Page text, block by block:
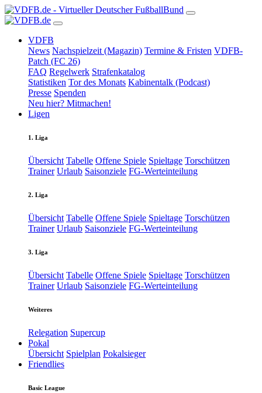
VDFB
News Nachspielzeit (Magazin) Termine & Fristen VDFB-
Patch (FC 26)
FAQ Regelwerk Strafenkatalog
Statistiken Tor des Monats Kabinentalk (Podcast)
Presse Spenden
Neu hier? Mitmachen!
Ligen
1. Liga
Übersicht Tabelle Offene Spiele Spieltage Torschützen
Trainer Urlaub Saisonziele FG-Werteinteilung
2. Liga
Übersicht Tabelle Offene Spiele Spieltage Torschützen
Trainer Urlaub Saisonziele FG-Werteinteilung
3. Liga
Übersicht Tabelle Offene Spiele Spieltage Torschützen
Trainer Urlaub Saisonziele FG-Werteinteilung
Weiteres
Relegation Supercup
Pokal
Übersicht Spielplan Pokalsieger
Friendlies
Basic League